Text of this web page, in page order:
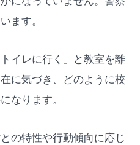
ます。
イレに行く」と教室を離
に気づき、どのように校
なります。
の特性や行動傾向に応じ